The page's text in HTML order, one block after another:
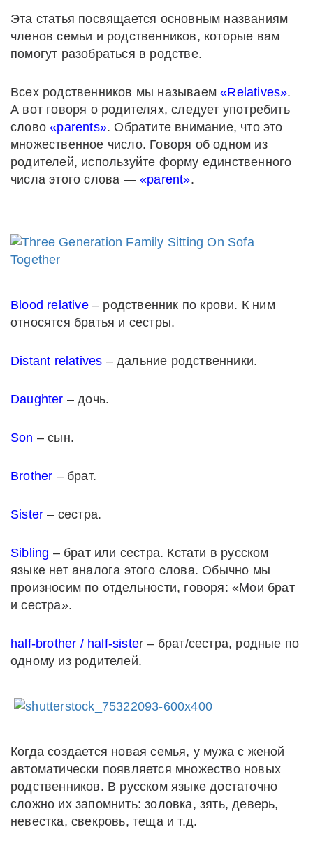
Эта статья посвящается основным названиям
членов семьи и родственников, которые вам
помогут разобраться в родстве.
Всех родственников мы называем«Relatives».
А вот говоря о родителях, следует употребить
слово«parents». Обратите внимание, что это
множественное число. Говоря об одном из
родителей, используйте форму единственного
числа этого слова — «parent».
Blood relative– родственник по крови. К ним
относятся братья и сестры.
Distant relatives – дальние родственники.
Daughter – дочь.
Son – сын.
Brother – брат.
Sister – сестра.
Sibling – брат или сестра. Кстати в русском
языке нет аналога этого слова. Обычно мы
произносим по отдельности, говоря: «Мои брат
и сестра».
half-brother / half-sister – брат/сестра, родные по
одному из родителей.
Когда создается новая семья, у мужа с женой
автоматически появляется множество новых
родственников. В русском языке достаточно
сложно их запомнить: золовка, зять, деверь,
невестка, свекровь, теща и т.д.